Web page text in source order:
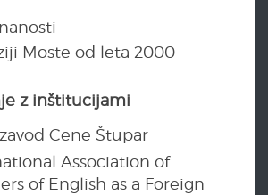
Moste od leta 2000
z inštitucijami
Cene Štupar
Association of
of English as a Foreign